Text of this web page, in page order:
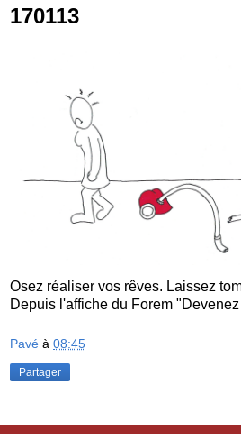
170113
Osez réaliser vos rêves. Laissez
Depuis l'affiche du Forem
Pavé à 08:45
Partager